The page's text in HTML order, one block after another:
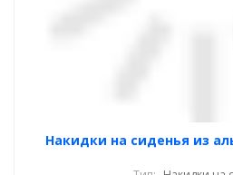
Накидки на сиденья из